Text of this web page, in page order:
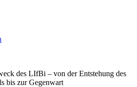
des LIfBi – von der Entstehung des
bis zur Gegenwart